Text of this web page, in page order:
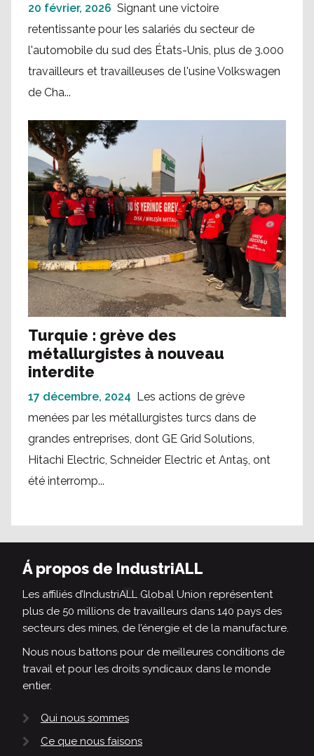
20 février, 2026 Signant une victoire
retentissante pour les salariés du secteur de
l'automobile du sud des États-Unis, plus de 3.000
travailleurs et travailleuses de l'usine Volkswagen
de Cha...
Turquie : grève des
métallurgistes à nouveau
interdite
17 décembre, 2024 Les actions de grève
menées par les métallurgistes turcs dans de
grandes entreprises, dont GE Grid Solutions,
Hitachi Electric, Schneider Electric et Arıtaş, ont
été interromp...
Á propos de IndustriALL
Les affiliés d’IndustriALL Global Union représentent
plus de 50 millions de travailleurs dans 140 pays des
secteurs des mines, de l’énergie et de la manufacture.
Nous nous battons pour de meilleures conditions de
travail et pour les droits syndicaux dans le monde
entier.
Qui nous sommes
Ce que nous faisons